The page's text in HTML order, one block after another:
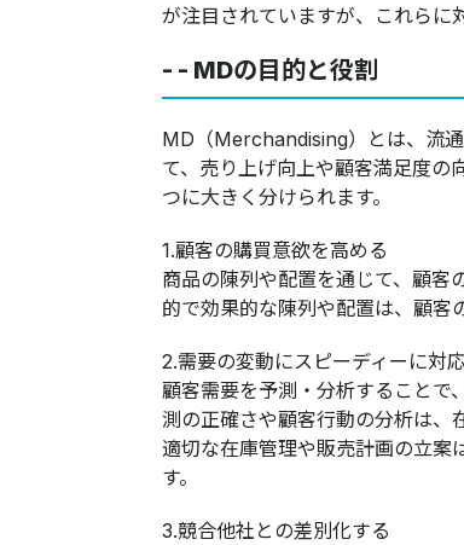
が注目されていますが、これらに
- - MDの目的と役割
MD（Merchandising）とは、流
て、売り上げ向上や顧客満足度の
つに大きく分けられます。​​​​​​​
​​​​​​​​​​​​​​​​​​​​​​​​​​​​​​​​​​​1.顧客の購買意欲を高める
商品の陳列や配置を通じて、顧客
的で効果的な陳列や配置は、顧客
2.需要の変動にスピーディーに対
顧客需要を予測・分析することで
測の正確さや顧客行動の分析は、
適切な在庫管理や販売計画の立案
す。
3.競合他社との差別化する